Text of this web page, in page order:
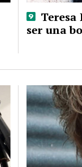
Teresa
ser una